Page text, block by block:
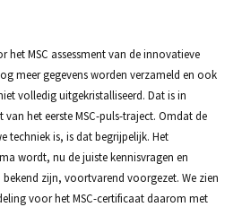
het MSC assessment van de innovatieve
meer gegevens worden verzameld en ook
volledig uitgekristalliseerd. Dat is in
het eerste MSC-puls-traject. Omdat de
techniek is, is dat begrijpelijk. Het
wordt, nu de juiste kennisvragen en
bekend zijn, voortvarend voorgezet. We zien
voor het MSC-certificaat daarom met